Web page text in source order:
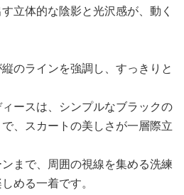
立体的な陰影と光沢感が、動く
のラインを強調し、すっきりと
ースは、シンプルなブラックの
、スカートの美しさが一層際立
まで、周囲の視線を集める洗練
める一着です。